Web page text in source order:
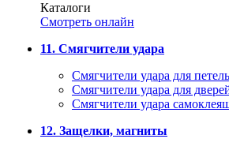
Каталоги
Смотреть онлайн
11. Смягчители удара
Смягчители удара для петель
Смягчители удара для
Cмягчители удара
12. Защелки, магниты